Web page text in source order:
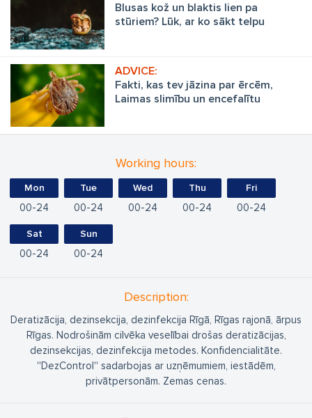
Blusas kož un blaktis lien pa
stūriem? Lūk, ar ko sākt telpu
Fakti, kas tev jāzina par ērcēm,
Laimas slimību un encefalītu
Working hours:
Mon
00 24
Tue
00 24
Wed
00 24
Thu
00 24
Fri
00 24
Sat
00 24
Sun
00 24
Description:
Deratizācija, dezinsekcija, dezinfekcija Rīgā, Rīgas rajonā, ārpus
Rīgas. Nodrošinām cilvēka veselībai drošas deratizācijas,
dezinsekcijas, dezinfekcija metodes. Konfidencialitāte.
''DezControl'' sadarbojas ar uzņēmumiem, iestādēm,
privātpersonām. Zemas cenas.